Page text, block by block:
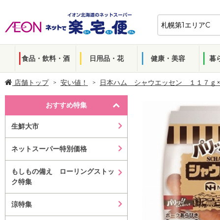
食品・飲料・酒 日用品・花 健康・美容 暮
店舗トップ 安い値！ 日本ハム シャウエッセン １１７ｇ
おすすめ特集
生鮮大市
ネットスーパー特別価格
もしもの備え ローリングストッ
ク特集
涼特集